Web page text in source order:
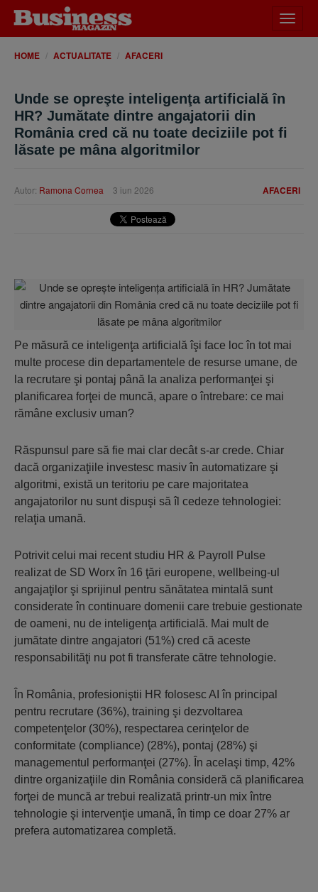
meniu
HOME ACTUALITATE AFACERI
Unde se opreşte inteligenţa artificială în
HR? Jumătate dintre angajatorii din
România cred că nu toate deciziile pot fi
lăsate pe mâna algoritmilor
AFACERI
Autor: Ramona Cornea 3 iun 2026
Pe măsură ce inteligenţa artificială îşi face loc în tot mai
multe procese din departamentele de resurse umane, de
la recrutare şi pontaj până la analiza performanţei şi
planificarea forţei de muncă, apare o întrebare: ce mai
rămâne exclusiv uman?
Răspunsul pare să fie mai clar decât s-ar crede. Chiar
dacă organizaţiile investesc masiv în automatizare şi
algoritmi, există un teritoriu pe care majoritatea
angajatorilor nu sunt dispuşi să îl cedeze tehnologiei:
relaţia umană.
Potrivit celui mai recent studiu HR & Payroll Pulse
realizat de SD Worx în 16 ţări europene, wellbeing-ul
angajaţilor şi sprijinul pentru sănătatea mintală sunt
considerate în continuare domenii care trebuie gestionate
de oameni, nu de inteligenţa artificială. Mai mult de
jumătate dintre angajatori (51%) cred că aceste
responsabilităţi nu pot fi transferate către tehnologie.
În România, profesioniştii HR folosesc AI în principal
pentru recrutare (36%), training şi dezvoltarea
competenţelor (30%), respectarea cerinţelor de
conformitate (compliance) (28%), pontaj (28%) şi
managementul performanţei (27%). În acelaşi timp, 42%
dintre organizaţiile din România consideră că planificarea
forţei de muncă ar trebui realizată printr-un mix între
tehnologie şi intervenţie umană, în timp ce doar 27% ar
prefera automatizarea completă.